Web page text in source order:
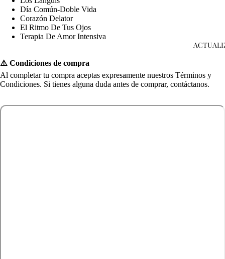
Día Común-Doble Vida
Corazón Delator
El Ritmo De Tus Ojos
Terapia De Amor Intensiva
⚠️ Condiciones de compra
Al completar tu compra aceptas expresamente nuestros Términos y
Condiciones. Si tienes alguna duda antes de comprar, contáctanos.